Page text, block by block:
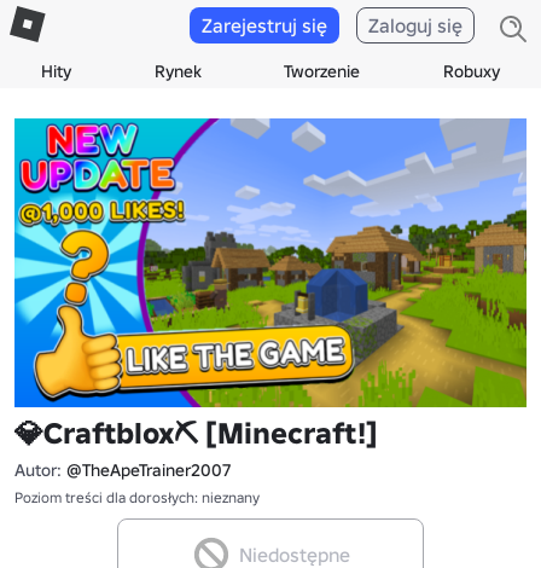
Hity Rynek Tworzenie Robuxy
Zarejestruj się Zaloguj się
💎Craftblox⛏️ [Minecraft!]
Autor: @TheApeTrainer2007
Poziom treści dla dorosłych: nieznany
Niedostępne